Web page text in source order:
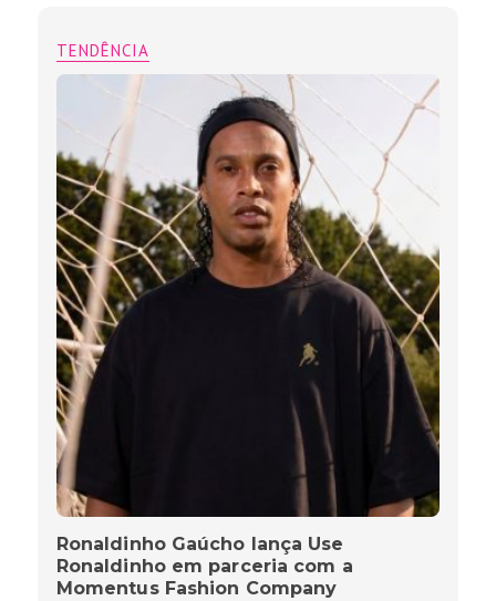
TENDÊNCIA
Ronaldinho Gaúcho lança Use
Ronaldinho em parceria com a
Momentus Fashion Company